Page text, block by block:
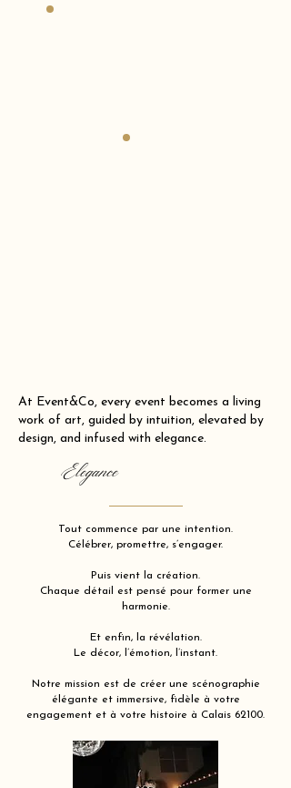
At Event&Co, every event becomes a living
work of art, guided by intuition, elevated by
design, and infused with elegance.
Elegance
Tout commence par une intention.
Célébrer, promettre, s’engager.
Puis vient la création.
Chaque détail est pensé pour former une
harmonie.
Et enfin, la révélation.
Le décor, l’émotion, l’instant.
Notre mission est de créer une scénographie
élégante et immersive, fidèle à votre
engagement et à votre histoire à Calais 62100.